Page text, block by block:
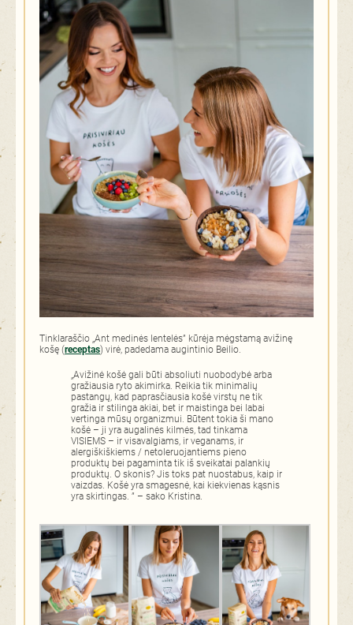
Tinklaraščio „Ant medinės lentelės” kūrėja mėgstamą avižinę
košę (receptas) virė, padedama augintinio Beilio.
„Avižinė košė gali būti absoliuti nuobodybė arba
gražiausia ryto akimirka. Reikia tik minimalių
pastangų, kad paprasčiausia košė virstų ne tik
gražia ir stilinga akiai, bet ir maistinga bei labai
vertinga mūsų organizmui. Būtent tokia ši mano
košė – ji yra augalinės kilmės, tad tinkama
VISIEMS – ir visavalgiams, ir veganams, ir
alergiškiškiems / netoleruojantiems pieno
produktų bei pagaminta tik iš sveikatai palankių
produktų. O skonis? Jis toks pat nuostabus, kaip ir
vaizdas. Košė yra smagesnė, kai kiekvienas kąsnis
yra skirtingas. ” – sako Kristina.